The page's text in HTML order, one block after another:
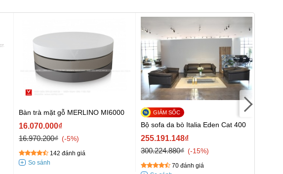
Bàn trà mặt gỗ MERLINO MI6000
16.070.000₫
16.970.200₫
-5%
142 đánh giá
Bộ sofa da bò Italia Eden Cat 400
255.191.148₫
300.224.880₫
-15%
70 đánh giá